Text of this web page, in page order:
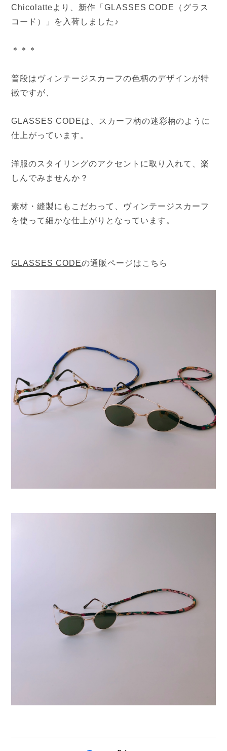
Chicolatteより、新作「GLASSES CODE（グラス
コード）」を入荷しました♪
＊＊＊
普段はヴィンテージスカーフの色柄のデザインが特
徴ですが、
GLASSES CODEは、スカーフ柄の迷彩柄のように
仕上がっています。
洋服のスタイリングのアクセントに取り入れて、楽
しんでみませんか？
素材・縫製にもこだわって、ヴィンテージスカーフ
を使って細かな仕上がりとなっています。
GLASSES CODEの通販ページはこちら